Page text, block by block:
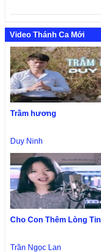
Video Thánh Ca Mới
Trầm hương
Duy Ninh
Cho Con Thêm Lòng Tin
Trần Ngọc Lan